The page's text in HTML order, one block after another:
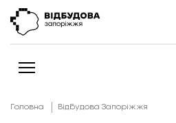
Головна Відбудова Запоріжжя